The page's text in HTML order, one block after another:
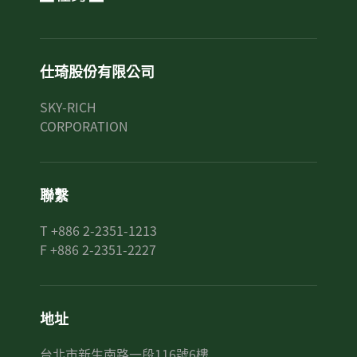
仕琦股份有限公司
SKY-RICH
CORPORATION
聯繫
T +886 2-2351-1213
F +886 2-2351-2227
地址